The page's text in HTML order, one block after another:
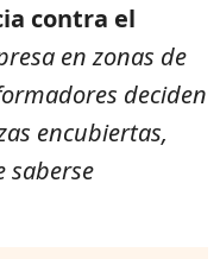
contra el
en zonas de
deciden
encubiertas,
saberse